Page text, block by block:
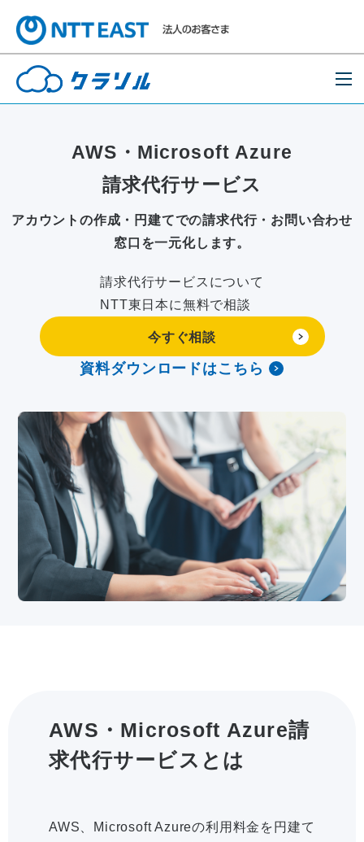
AWS・Microsoft Azure
請求代行サービス
アカウントの作成・円建てでの請求代行・お問い合わせ
窓口を一元化します。
請求代行サービスについて
NTT東日本に無料で相談
今すぐ相談
資料ダウンロードはこちら
AWS・Microsoft Azure請
求代行サービスとは
AWS、Microsoft Azureの利用料金を円建て